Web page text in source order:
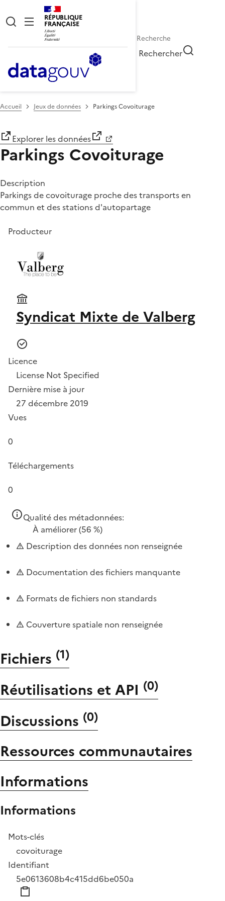
RÉPUBLIQUE
FRANÇAISE
Rechercher
Accueil Jeux de données Parkings Covoiturage
Explorer les données
Parkings Covoiturage
Description
Parkings de covoiturage proche des transports en
commun et des stations d'autopartage
Producteur
Syndicat Mixte de Valberg
Licence
License Not Specified
Dernière mise à jour
27 décembre 2019
Vues
0
Téléchargements
0
Qualité des métadonnées:
À améliorer(56 %)
Description des données non renseignée
Documentation des fichiers manquante
Formats de fichiers non standards
Couverture spatiale non renseignée
Fichiers (1)
Réutilisations et API (0)
Discussions (0)
Ressources communautaires
Informations
Informations
Mots-clés
covoiturage
Identifiant
5e0613608b4c415dd6be050a